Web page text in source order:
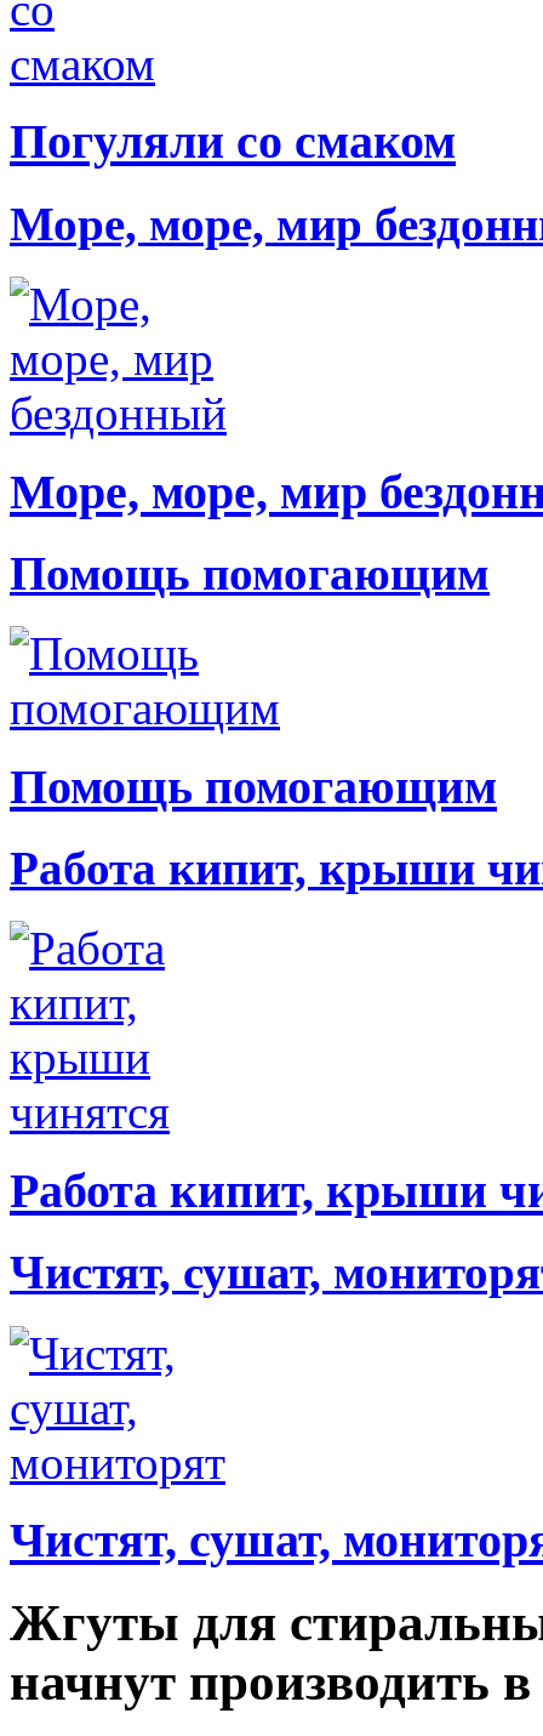
Погуляли со смаком
Море, море, мир
Море, море, мир
Помощь помогающим
Помощь помогающим
Работа кипит, крыши
Работа кипит, крыши
Чистят, сушат,
Чистят, сушат,
Жгуты для
начнут производить в